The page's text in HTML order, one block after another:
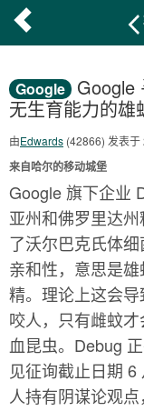
Google
Google
无生育能力的雄
由Edwards (42866) 发表
来自哈尔的移动城堡
Google 旗下企业
亚州和佛罗里达
了沃尔巴克氏体
亲和性，意思是
精。理论上这会
咬人，只有雌蚊
血昆虫。Debug
见征询截止日期
人持有阴谋论观点